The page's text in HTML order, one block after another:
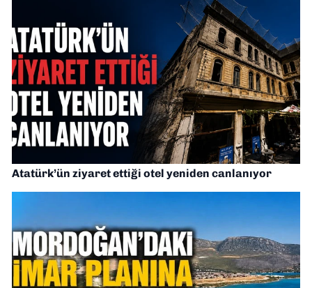
Atatürk’ün ziyaret ettiği otel yeniden canlanıyor